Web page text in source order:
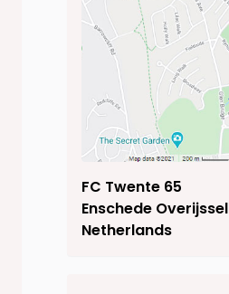
FC Twente 65
Enschede Overijssel
Netherlands